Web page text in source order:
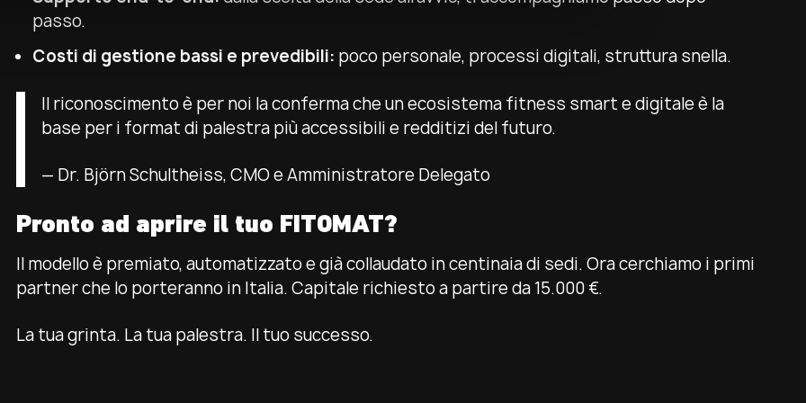
passo.
Costi di gestione bassi e prevedibili: poco personale, processi digitali, struttura snella.
Il riconoscimento è per noi la conferma che un ecosistema fitness smart e digitale è la
base per i format di palestra più accessibili e redditizi del futuro.
— Dr. Björn Schultheiss, CMO e Amministratore Delegato
Pronto ad aprire il tuo FITOMAT?
Il modello è premiato, automatizzato e già collaudato in centinaia di sedi. Ora cerchiamo i primi
partner che lo porteranno in Italia. Capitale richiesto a partire da 15.000 €.
La tua grinta. La tua palestra. Il tuo successo.